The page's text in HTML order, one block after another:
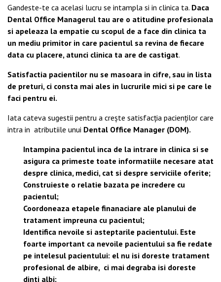
Gandeste-te ca acelasi lucru se intampla si in clinica ta. Daca
Dental Office Managerul tau are o atitudine profesionala
si apeleaza la empatie cu scopul de a face din clinica ta
un mediu primitor in care pacientul sa revina de fiecare
data cu placere, atunci clinica ta are de castigat.
Satisfactia pacientilor nu se masoara in cifre, sau in lista
de preturi, ci consta mai ales in lucrurile mici si pe care le
faci pentru ei.
Iata cateva sugestii pentru a crește satisfacția pacienților care
intra in atributiile unui Dental Office Manager (DOM).
Intampina pacientul inca de la intrare in clinica si se
asigura ca primeste toate informatiile necesare atat
despre clinica, medici, cat si despre serviciile oferite;
Construieste o relatie bazata pe incredere cu
pacientul;
Coordoneaza etapele finanaciare ale planului de
tratament impreuna cu pacientul;
Identifica nevoile si asteptarile pacientului. Este
foarte important ca nevoile pacientului sa fie redate
pe intelesul pacientului: el nu isi doreste tratament
profesional de albire, ci mai degraba isi doreste
dinti albi;